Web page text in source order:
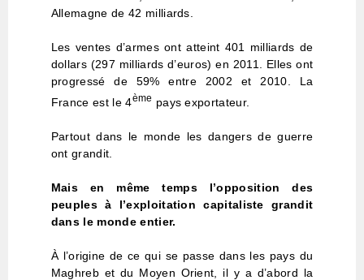
Allemagne de 42 milliards.
Les ventes d’armes ont atteint 401 milliards de
dollars (297 milliards d’euros) en 2011. Elles ont
progressé de 59% entre 2002 et 2010. La
France est le 4ème pays exportateur.
Partout dans le monde les dangers de guerre
ont grandit.
Mais en même temps l’opposition des
peuples à l’exploitation capitaliste grandit
dans le monde entier.
À l’origine de ce qui se passe dans les pays du
Maghreb et du Moyen Orient, il y a d’abord la